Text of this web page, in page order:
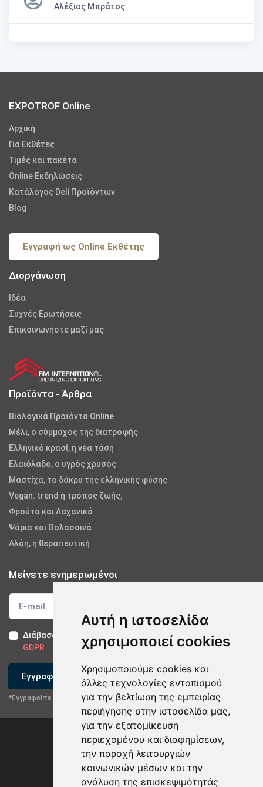
Αυτή η ιστοσελίδα
χρησιμοποιεί cookies
Χρησιμοποιούμε cookies και
άλλες τεχνολογίες εντοπισμού
για την βελτίωση της εμπειρίας
περιήγησης στην ιστοσελίδα μας,
για την εξατομίκευση
περιεχομένου και διαφημίσεων,
την παροχή λειτουργιών
κοινωνικών μέσων και την
ανάλυση της επισκεψιμότητάς
Αλέξιος Μπράτος
EXPOTROF Online
Αρχική
Για Εκθέτες
Τιμές και πακέτα
Online Εκδηλώσεις
Κατάλογος Deli Προϊόντων
Blog
Εγγραφή ως Online Εκθέτης
Διοργάνωση
Iδέα
Συχνές Ερωτήσεις
Επικοινωνήστε μαζί μας
Προϊόντα - Άρθρα
Βιολογικά Προϊόντα Online
Μέλι, ο σύμμαχος της διατροφής
Ελληνικό κρασί, η νέα τάση
Ελαιόλαδο, ο υγρός χρυσός
Μαστίχα, το δάκρυ της ελληνικής φύσης
Vegan: trend ή τρόπος ζωής;
Φρούτα και Λαχανικά
Ψάρια και Θαλασσινά
Αλόη, η θεραπευτική
Μείνετε ενημερωμένοι
Διάβασα και αποδέχομαι τους Όρους Χρήσης -
Δήλωση
GDPR
Εγγραφείτε
*Εγγραφείτε στο newsletter μας